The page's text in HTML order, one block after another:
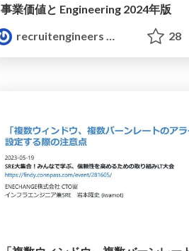
事業価値と Engineering 2024年版
recruitengineers
28